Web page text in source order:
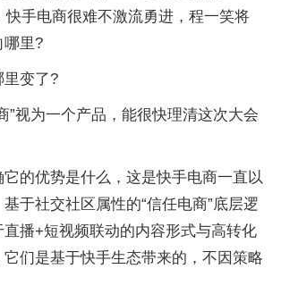
快手电商很难不激流勇进，程一笑将
哪里?
里变了?
”视为一个产品，能很快理清这次大会
的优势是什么，这是快手电商一直以
于社交社区属性的“信任电商”底层逻
播+短视频联动的内容形式与高转化
们是基于快手生态带来的，不因策略